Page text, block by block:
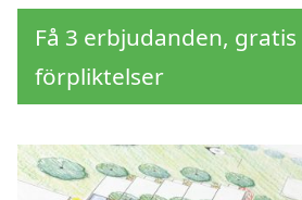
Få 3 erbjudanden,
förpliktelser